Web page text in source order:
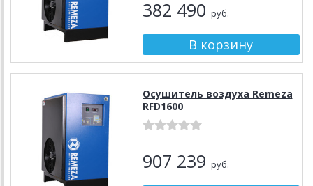
382 490 руб.
Осушитель воздуха Remeza
RFD1600
907 239 руб.